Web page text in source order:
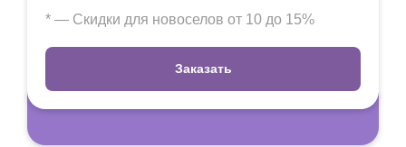
* — Скидки для новоселов от 10 до 15%
Заказать